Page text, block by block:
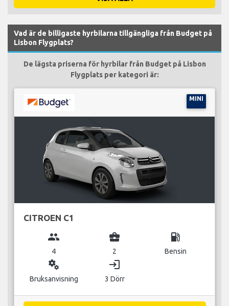
Vad är de billigaste hyrbilarna tillgängliga från Budget på
Lisbon Flygplats?
De lägsta priserna för hyrbilar från Budget på Lisbon
Flygplats per kategori är:
MINI
CITROEN C1
group
4
business_center
2
local_gas_station
Bensin
miscellaneous_services
Bruksanvisning
login
3 Dörr